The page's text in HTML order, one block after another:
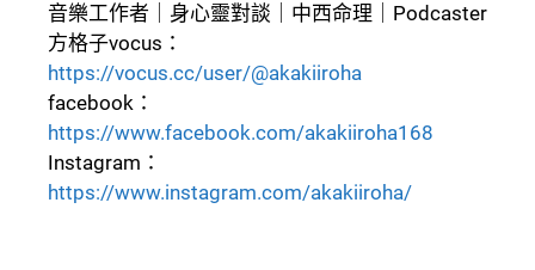
音樂工作者｜身心靈對談｜中西命理｜Podcaster
方格子vocus：
https://vocus.cc/user/@akakiiroha
facebook：
https://www.facebook.com/akakiiroha168
Instagram：
https://www.instagram.com/akakiiroha/